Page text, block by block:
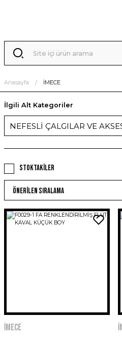
Anasayfa İMECE
İlgili Alt Kategoriler
NEFESLİ ÇALGILAR VE
Stoktakiler
İMECE